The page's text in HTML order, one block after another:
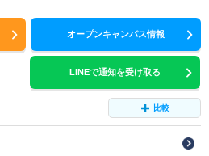
オープンキャンパス情報
LINEで通知を受け取る
比較